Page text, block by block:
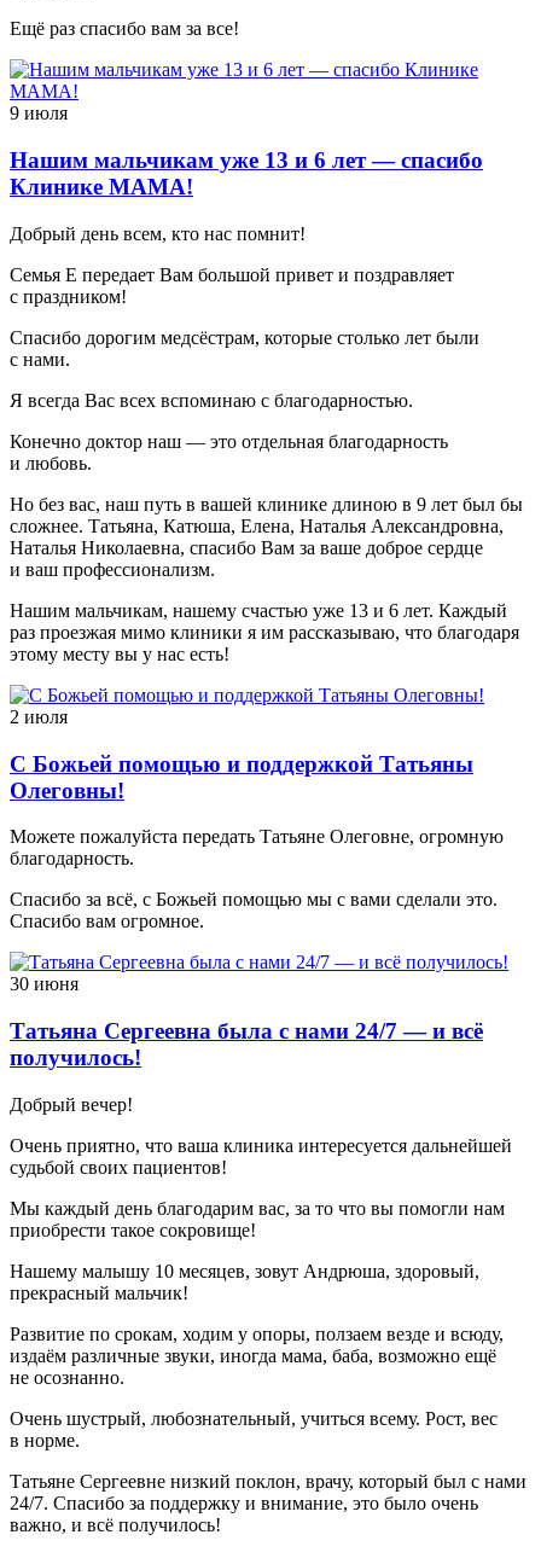
Ещё раз спасибо вам за все!
9 июля
Нашим мальчикам уже 13 и 6 лет — спасибо
Клинике МАМА!
Добрый день всем, кто нас помнит!
Семья Е передает Вам большой привет и поздравляет
с праздником!
Спасибо дорогим медсёстрам, которые столько лет были
с нами.
Я всегда Вас всех вспоминаю с благодарностью.
Конечно доктор наш — это отдельная благодарность
и любовь.
Но без вас, наш путь в вашей клинике длиною в 9 лет был бы
сложнее. Татьяна, Катюша, Елена, Наталья Александровна,
Наталья Николаевна, спасибо Вам за ваше доброе сердце
и ваш профессионализм.
Нашим мальчикам, нашему счастью уже 13 и 6 лет. Каждый
раз проезжая мимо клиники я им рассказываю, что благодаря
этому месту вы у нас есть!
2 июля
С Божьей помощью и поддержкой Татьяны
Олеговны!
Можете пожалуйста передать Татьяне Олеговне, огромную
благодарность.
Спасибо за всё, с Божьей помощью мы с вами сделали это.
Спасибо вам огромное.
30 июня
Татьяна Сергеевна была с нами 24/7 — и всё
получилось!
Добрый вечер!
Очень приятно, что ваша клиника интересуется дальнейшей
судьбой своих пациентов!
Мы каждый день благодарим вас, за то что вы помогли нам
приобрести такое сокровище!
Нашему малышу 10 месяцев, зовут Андрюша, здоровый,
прекрасный мальчик!
Развитие по срокам, ходим у опоры, ползаем везде и всюду,
издаём различные звуки, иногда мама, баба, возможно ещё
не осознанно.
Очень шустрый, любознательный, учиться всему. Рост, вес
в норме.
Татьяне Сергеевне низкий поклон, врачу, который был с нами
24/7. Спасибо за поддержку и внимание, это было очень
важно, и всё получилось!